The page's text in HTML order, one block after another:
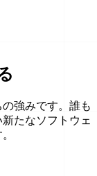
強みです。誰も
たなソフトウェ